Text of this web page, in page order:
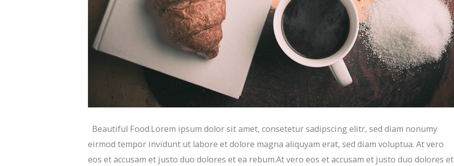
Beautiful Food.Lorem ipsum dolor sit amet, consetetur sadipscing elitr, sed diam nonumy
eirmod tempor invidunt ut labore et dolore magna aliquyam erat, sed diam voluptua. At vero
eos et accusam et justo duo dolores et ea rebum.At vero eos et accusam et justo duo dolores et